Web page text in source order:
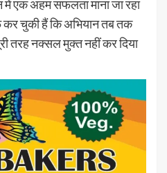
एक अहम सफलता माना जा रहा
कर चुकी हैं कि अभियान तब तक
तरह नक्सल मुक्त नहीं कर दिया